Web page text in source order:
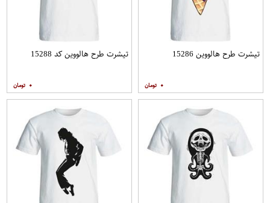
تیشرت طرح هالووین 15286
۰
تیشرت طرح هالووین کد 15288
۰